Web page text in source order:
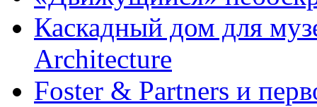
Каскадный дом для
Architecture
Foster & Partners и